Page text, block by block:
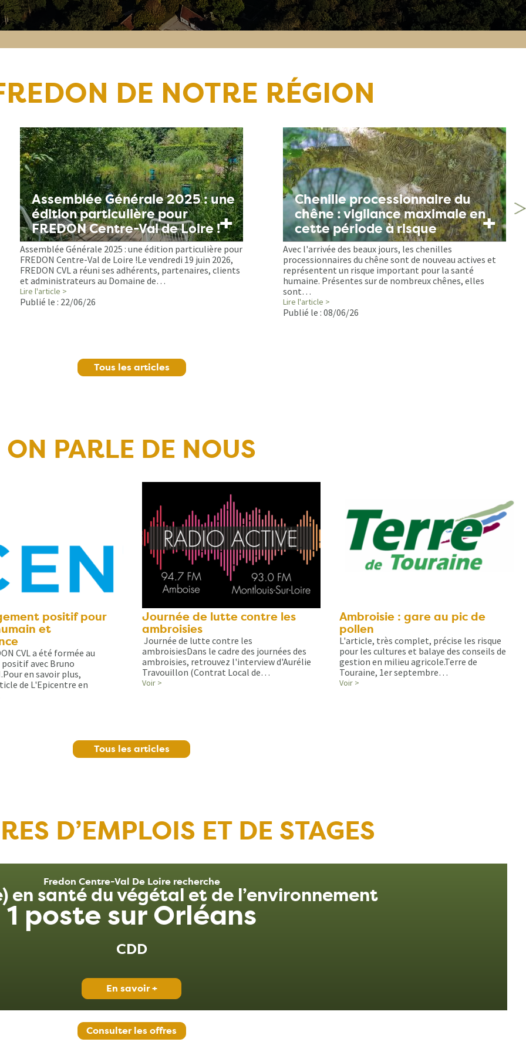
DE NOTRE RÉGION
Assemblée Générale 2025 : une
édition particulière pour
FREDON Centre-Val de Loire !+
Assemblée Générale 2025 : une édition particulière pour
FREDON Centre-Val de Loire !Le vendredi 19 juin 2026,
FREDON CVL a réuni ses adhérents, partenaires, clients
et administrateurs au Domaine de…
Lire l'article >
Publié le : 22/06/26
Chenille processionnaire du
chêne : vigilance maximale en
cette période à risque
+
Avec l'arrivée des beaux jours, les chenilles
processionnaires du chêne sont de nouveau actives et
représentent un risque important pour la santé
humaine. Présentes sur de nombreux chênes, elles
sont…
Lire l'article >
Publié le : 08/06/26
Tous les articles
ON PARLE DE NOUS
positif pour
et
CVL a été formée au
avec Bruno
en savoir plus,
de L'Epicentre en
Journée de lutte contre les
ambroisies
Journée de lutte contre les
ambroisiesDans le cadre des journées des
ambroisies, retrouvez l'interview d'Aurélie
Travouillon (Contrat Local de…
Voir >
Ambroisie : gare au pic de
pollen
L'article, très complet, précise les risque
pour les cultures et balaye des conseils de
gestion en milieu agricole.Terre de
Touraine, 1er septembre…
Voir >
Tous les articles
D’EMPLOIS ET DE STAGES
Fredon Centre-Val De Loire recherche
en santé du végétal et de l’environnement
1 poste sur Orléans
CDD
En savoir +
Consulter les offres